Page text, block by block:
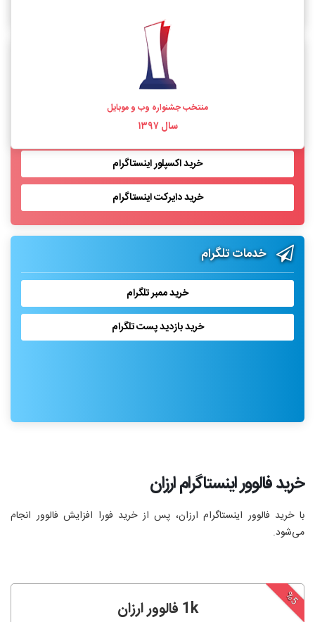
منتخب جشنواره وب و موبایل
سال ۱۳۹۷
خرید بازدید پست اینستاگرام
خرید اکسپلور اینستاگرام
خرید دایرکت اینستاگرام
خدمات تلگرام
خرید ممبر تلگرام
خرید بازدید پست تلگرام
خرید فالوور اینستاگرام ارزان
با خرید فالوور اینستاگرام ارزان، پس از خرید فورا افزایش فالوور انجام‌
می‌شود.
%5 1k فالوور ارزان